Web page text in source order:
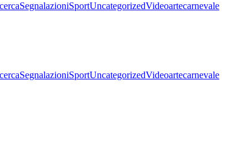
SegnalazioniSportUncategorizedVideoartecarnevale
SegnalazioniSportUncategorizedVideoartecarnevale